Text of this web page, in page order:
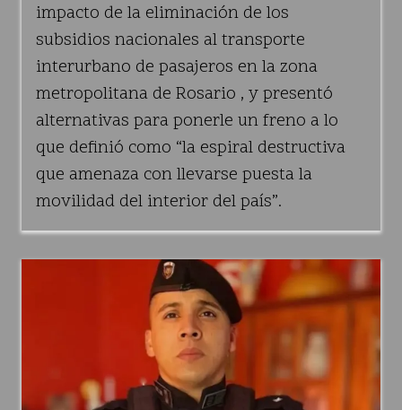
impacto de la eliminación de los
subsidios nacionales al transporte
interurbano de pasajeros en la zona
metropolitana de Rosario , y presentó
alternativas para ponerle un freno a lo
que definió como “la espiral destructiva
que amenaza con llevarse puesta la
movilidad del interior del país”.